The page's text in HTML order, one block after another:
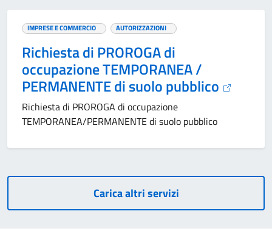
IMPRESE E COMMERCIO AUTORIZZAZIONI
Richiesta di PROROGA di
occupazione TEMPORANEA /
PERMANENTE di suolo pubblico
Richiesta di PROROGA di occupazione
TEMPORANEA/PERMANENTE di suolo pubblico
Carica altri servizi